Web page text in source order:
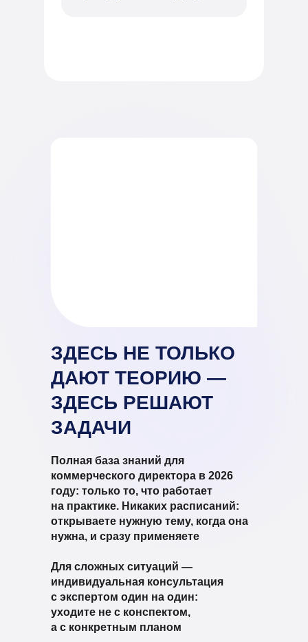
ЗДЕСЬ НЕ ТОЛЬКО
ДАЮТ ТЕОРИЮ —
ЗДЕСЬ РЕШАЮТ
ЗАДАЧИ
Полная база знаний для
коммерческого директора в 2026
году: только то, что работает
на практике. Никаких расписаний:
открываете нужную тему, когда она
нужна, и сразу применяете
Для сложных ситуаций —
индивидуальная консультация
с экспертом один на один:
уходите не с конспектом,
а с конкретным планом